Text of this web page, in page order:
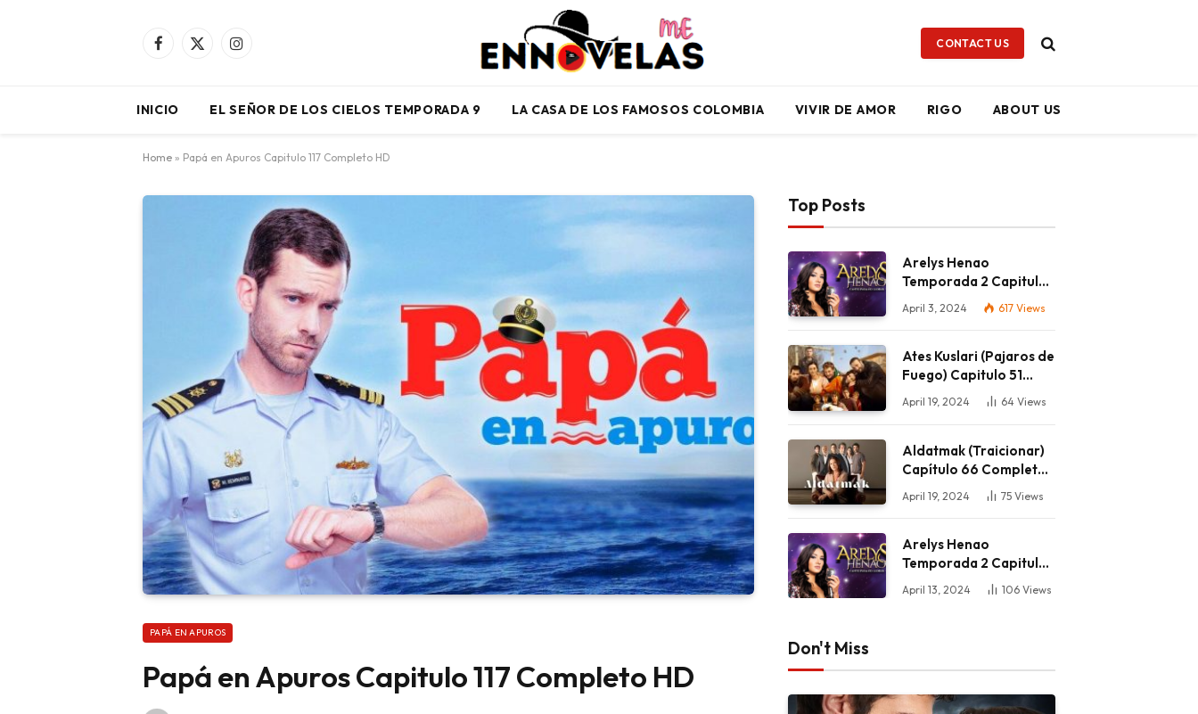
Facebook
X
Instagram CONTACT US
INICIO EL SEÑOR DE LOS CIELOS TEMPORADA 9 LA CASA DE LOS FAMOSOS COLOMBIA VIVIR DE AMOR RIGO ABOUT US
Home » Papá en Apuros Capitulo 117 Completo HD
PAPÁ EN APUROS
Papá en Apuros Capitulo 117 Completo HD
Top Posts
Arelys Henao
Temporada 2 Capitulo
56 Completo HD
April 3, 2024 617 Views
Ates Kuslari (Pajaros de
Fuego) Capitulo 51
Completo HD
April 19, 2024 64 Views
Aldatmak (Traicionar)
Capítulo 66 Completo
April 19, 2024 75 Views
Arelys Henao
Temporada 2 Capitulo
63 Completo HD
April 13, 2024 106 Views
Don't Miss